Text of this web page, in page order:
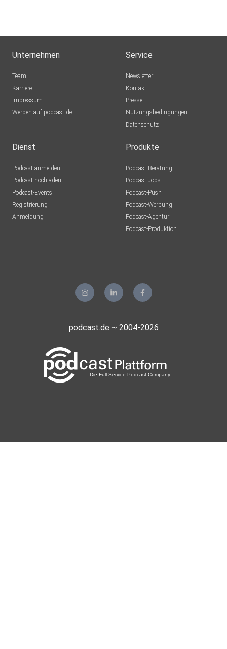
Unternehmen
Team
Karriere
Impressum
Werben auf podcast.de
Service
Newsletter
Kontakt
Presse
Nutzungsbedingungen
Datenschutz
Dienst
Podcast anmelden
Podcast hochladen
Podcast-Events
Registrierung
Anmeldung
Produkte
Podcast-Beratung
Podcast-Jobs
Podcast-Push
Podcast-Werbung
Podcast-Agentur
Podcast-Produktion
podcast.de ~ 2004-2026